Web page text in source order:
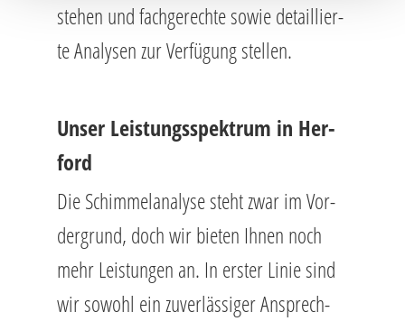
ste­hen und fach­ge­rech­te sowie de­tail­lier­
te Ana­ly­sen zur Ver­fü­gung stel­len.
Unser Leis­tungs­spek­trum in Her­
ford
Die Schim­me­l­ana­ly­se steht zwar im Vor­
der­grund, doch wir bie­ten Ihnen noch
mehr Leis­tun­gen an. In ers­ter Linie sind
wir so­wohl ein zu­ver­läs­si­ger An­sprech­